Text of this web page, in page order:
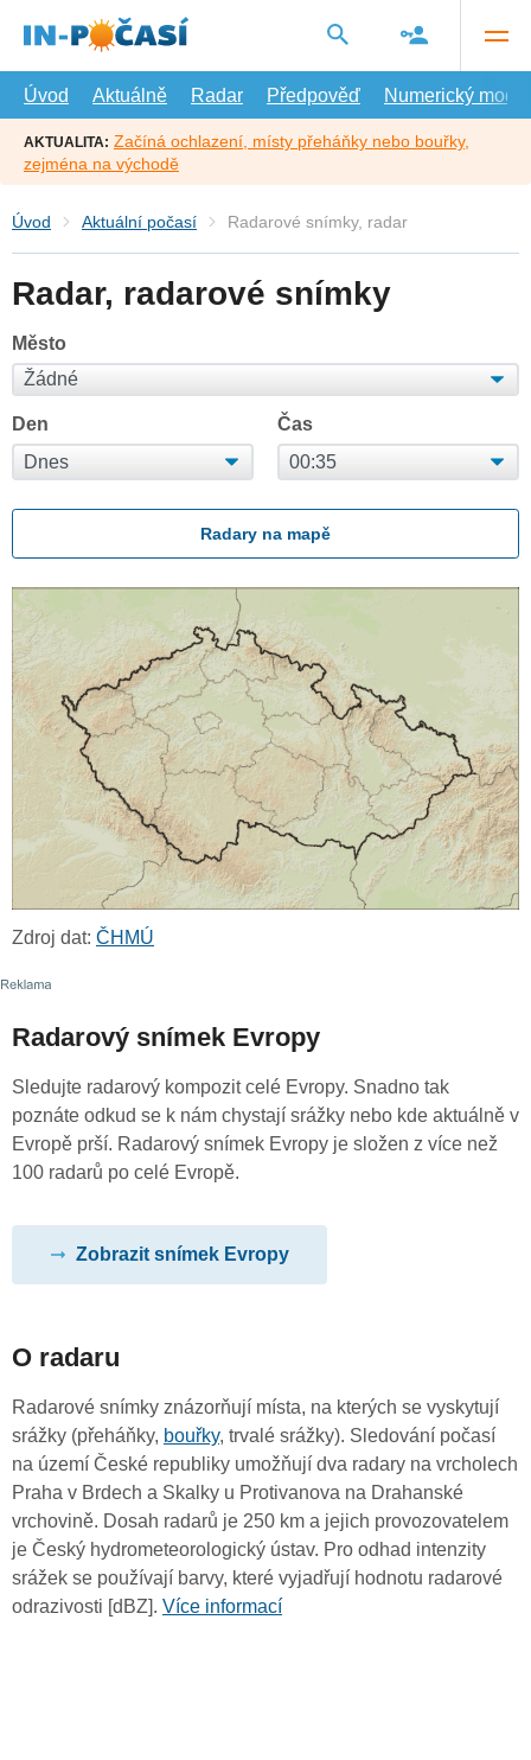
hlavní
Úvod
Aktuálně Radar Předpověď Numerický model
AKTUALITA: Začíná ochlazení, místy přeháňky nebo bouřky,
zejména na východě
Úvod Aktuální počasí Radarové snímky, radar
Radar, radarové snímky
Město
Den Čas
Radary na mapě
Zdroj dat: ČHMÚ
Radarový snímek Evropy
Sledujte radarový kompozit celé Evropy. Snadno tak
poznáte odkud se k nám chystají srážky nebo kde aktuálně v
Evropě prší. Radarový snímek Evropy je složen z více než
100 radarů po celé Evropě.
Zobrazit snímek Evropy
O radaru
Radarové snímky znázorňují místa, na kterých se vyskytují
srážky (přeháňky, bouřky, trvalé srážky). Sledování počasí
na území České republiky umožňují dva radary na vrcholech
Praha v Brdech a Skalky u Protivanova na Drahanské
vrchovině. Dosah radarů je 250 km a jejich provozovatelem
je Český hydrometeorologický ústav. Pro odhad intenzity
srážek se používají barvy, které vyjadřují hodnotu radarové
odrazivosti [dBZ]. Více informací